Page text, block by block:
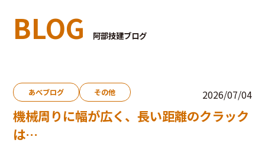
BLOG 阿部技建ブログ
あべブログ その他 2026/07/04
機械周りに幅が広く、長い距離のクラック
は…